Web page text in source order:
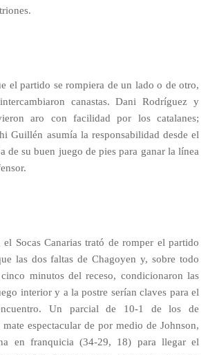
el partido se rompiera de un lado o de otro,
canastas. Dani Rodríguez y
aro con facilidad por los catalanes;
Guillén asumía la responsabilidad desde el
de su buen juego de pies para ganar la línea
el Socas Canarias trató de romper el partido
las dos faltas de Chagoyen y, sobre todo
minutos del receso, condicionaron las
interior y a la postre serían claves para el
Un parcial de 10-1 de los de
espectacular de por medio de Johnson,
en franquicia (34-29, 18) para llegar el